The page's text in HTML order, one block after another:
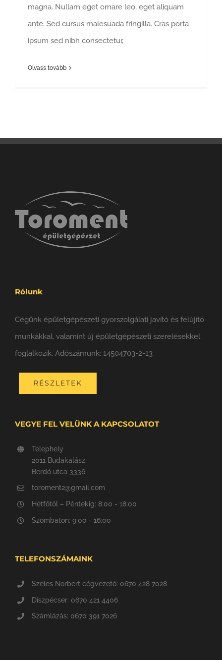
magna. Nullam eget ornare leo, eget aliquam
ante. Sed cursus malesuada fringilla. Cras porta
ipsum sed nibh consectetur,
Olvass tovább
Rólunk
Cégünk épületgépészeti gyorszolgálati javító és felújító
munkákkal, valamint új épületgépészeti szerelésekkel
foglalkozik. Adószámunk: 14504703-2-13
RÉSZLETEK
VEGYE FEL VELÜNK A KAPCSOLATOT
Telephely
2011 Budakalász,
Berdó utca 3336.
toroment2@gmail.com
Hétfőtől – Péntekig: 8:00 - 18:00
Szombaton: 9:00 - 16:00
TELEFONSZÁMAINK
Széles Norbert cégvezető: 0670 428 7028
Diszpécser: 0670 421 4406
Számlázás: 0670 391 7026